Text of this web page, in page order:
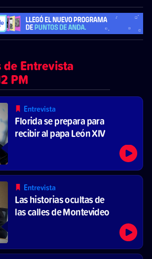
de Entrevista
PM
Entrevista
Florida se prepara para
recibir al papa León XIV
Entrevista
Las historias ocultas de
las calles de Montevideo